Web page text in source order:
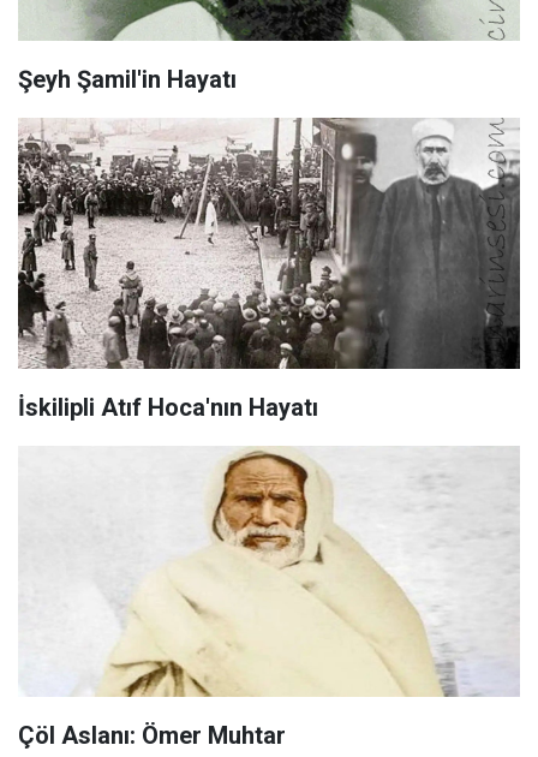
Şeyh Şamil'in Hayatı
İskilipli Atıf Hoca'nın Hayatı
Çöl Aslanı: Ömer Muhtar